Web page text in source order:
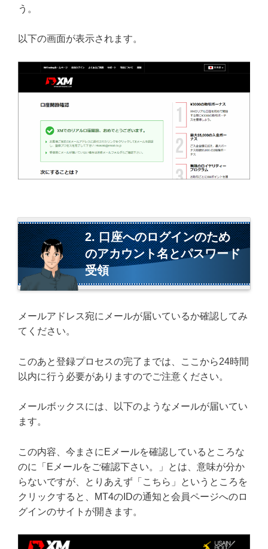
う。
以下の画面が表示されます。
2. 口座へのログインのため
のアカウント名とパスワード
受領
メールアドレス宛にメールが届いているか確認してみ
てください。
このあと登録プロセスの完了までは、ここから24時間
以内に行う必要がありますのでご注意ください。
メールボックスには、以下のようなメールが届いてい
ます。
この内容、今まさにEメールを確認しているところな
のに「Eメールをご確認下さい。」とは、意味が分か
らないですが、とりあえず「こちら」というところを
クリックすると、MT4のIDの通知と会員ページへのロ
グインのサイトが開きます。